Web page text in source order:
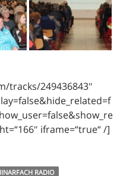
tracks/249436843″
iframe=“true“ /]
RADIO